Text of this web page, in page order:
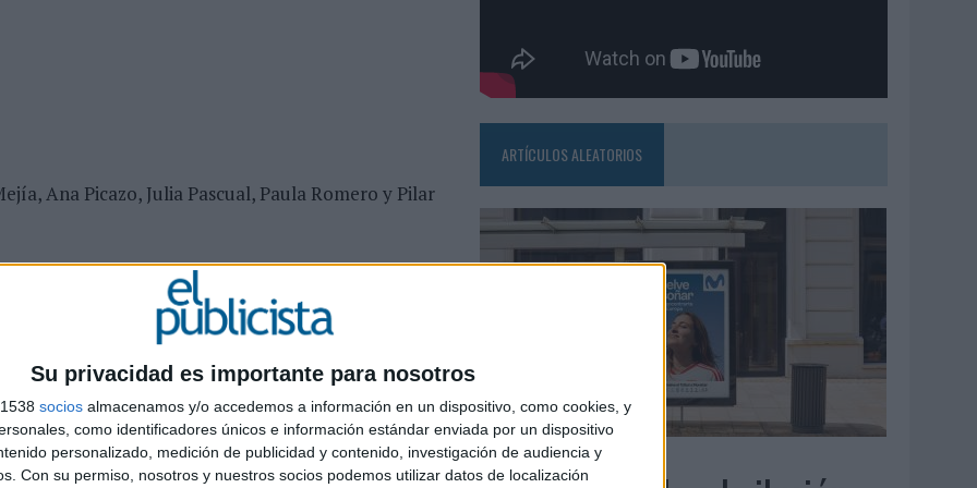
Su privacidad es importante para nosotros
socios almacenamos y/o accedemos a información en un dispositivo, como cookies, y
como identificadores únicos e información estándar enviada por un dispositivo
personalizado, medición de publicidad y contenido, investigación de audiencia y
Con su permiso, nosotros y nuestros socios podemos utilizar datos de localización
Ana Picazo, Julia Pascual, Paula Romero y Pilar
Jose Coloma
(realizador), Eli Dube (producer)
ARTÍCULOS ALEATORIOS
03/08/2026